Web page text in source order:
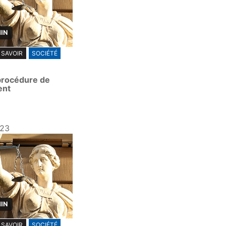
SOCIÉTÉ
de